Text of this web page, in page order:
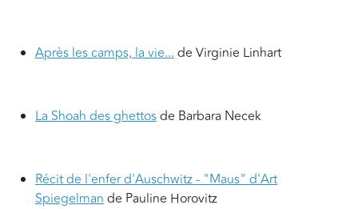
Après les camps, la vie... de Virginie Linhart
La Shoah des ghettosde Barbara Necek
Récit de l'enfer d'Auschwitz - "Maus" d'Art
Spiegelman de Pauline Horovitz